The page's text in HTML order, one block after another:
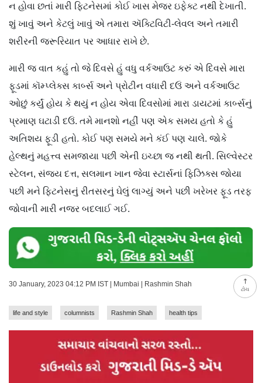
ટોચ
ન હોવા છતાં મારી ફિટનેસમાં કોઈ ખાસ મેજર ઇફેક્ટ નથી દેખાતી.
શું ખાવું અને કેટલું ખાવું એ તમારા ઍક્ટિવિટી-લેવલ અને તમારી
શરીરની જરૂરિયાત પર આધાર રાખે છે.
મારી જ વાત કહું તો જે દિવસે હું વધુ વર્કઆઉટ કરું એ દિવસે મારા
ફૂડમાં કૉમ્પ્લેક્સ કાર્બ્સ અને પ્રોટીન વધારી દઉં અને વર્કઆઉટ
ઓછું કર્યું હોય કે થયું ન હોય એવા દિવસોમાં મારા ડાયટમાં કાર્બ્સનું
પ્રમાણ ઘટાડી દઉં. તમે માનશો નહીં પણ એક સમય હતો કે હું
અતિશય ફૂડી હતો. કોઈ પણ સમયે મને કંઈ પણ ચાલે. જોકે
હેલ્થનું મહત્ત્વ સમજાયા પછી એની ઇચ્છા જ નથી થતી. સિલ્વેસ્ટર
સ્ટેલન, સંજય દત્ત, સલમાન ખાન જેવા સ્ટાર્સનાં ફિઝિક્સ જોયા
પછી મને ફિટનેસનું રીતસરનું ઘેલું લાગ્યું અને પછી ખરેખર ફૂડ તરફ
જોવાની મારી નજર બદલાઈ ગઈ.
30 January, 2023 04:12 PM IST | Mumbai | Rashmin Shah
life and style columnists Rashmin Shah health tips